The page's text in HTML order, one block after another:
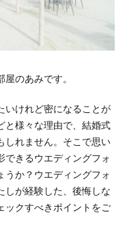
のあみです。
いけれど密になることが
と様々な理由で、結婚式
しれません。そこで思い
できるウエディングフォ
うか？ウエディングフォ
しが経験した、後悔しな
ックすべきポイントをご